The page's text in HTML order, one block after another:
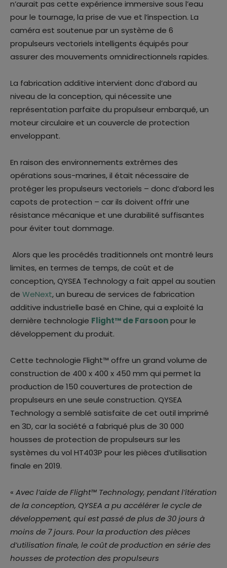
n’aurait pas cette expérience immersive sous l’eau
pour le tournage, la prise de vue et l’inspection. La
caméra est soutenue par un système de 6
propulseurs vectoriels intelligents équipés pour
assurer des mouvements omnidirectionnels rapides.
La fabrication additive intervient donc d’abord au
niveau de la conception, qui nécessite une
représentation parfaite du propulseur embarqué, un
moteur circulaire et un couvercle de protection
enveloppant.
En raison des environnements extrêmes des
opérations sous-marines, il était nécessaire de
protéger les propulseurs vectoriels – donc d’abord les
capots de protection – car ils doivent offrir une
résistance mécanique et une durabilité suffisantes
pour éviter tout dommage.
Alors que les procédés traditionnels ont montré leurs
limites, en termes de temps, de coût et de
conception, QYSEA Technology a fait appel au soutien
de WeNext, un bureau de services de fabrication
additive industrielle basé en Chine, qui a exploité la
dernière technologie Flight™ de Farsoonpour le
développement du produit.
Cette technologie Flight™ offre un grand volume de
construction de 400 x 400 x 450 mm qui permet la
production de 150 couvertures de protection de
propulseurs en une seule construction. QYSEA
Technology a semblé satisfaite de cet outil imprimé
en 3D, car la société a fabriqué plus de 30 000
housses de protection de propulseurs sur les
systèmes du vol HT403P pour les pièces d’utilisation
finale en 2019.
« Avec l’aide de Flight™ Technology, pendant l’itération
de la conception, QYSEA a pu accélérer le cycle de
développement, qui est passé de plus de 30 jours à
moins de 7 jours. Pour la production des pièces
d’utilisation finale, le coût de production en série des
housses de protection des propulseurs